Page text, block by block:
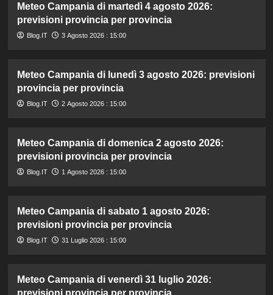
Meteo Campania di martedì 4 agosto 2026:
previsioni provincia per provincia
Blog.IT 3 Agosto 2026 : 15:00
Meteo Campania di lunedì 3 agosto 2026: previsioni
provincia per provincia
Blog.IT 2 Agosto 2026 : 15:00
Meteo Campania di domenica 2 agosto 2026:
previsioni provincia per provincia
Blog.IT 1 Agosto 2026 : 15:00
Meteo Campania di sabato 1 agosto 2026:
previsioni provincia per provincia
Blog.IT 31 Luglio 2026 : 15:00
Meteo Campania di venerdì 31 luglio 2026:
previsioni provincia per provincia